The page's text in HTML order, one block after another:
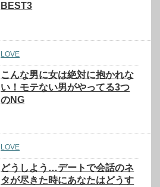
BEST3
LOVE
こんな男に女は絶対に抱かれな
い！モテない男がやってる3つ
のNG
LOVE
どうしよう…デートで会話のネ
タが尽きた時にあなたはどうす